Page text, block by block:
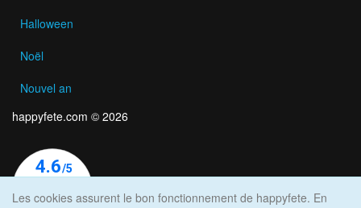
Halloween
Noël
Nouvel an
happyfete.com © 2026
Les cookies assurent le bon fonctionnement de happyfete. En